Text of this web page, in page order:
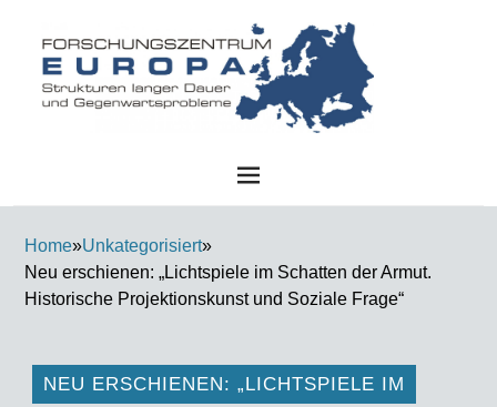
Home»Unkategorisiert»
Neu erschienen: „Lichtspiele im Schatten der Armut.
Historische Projektionskunst und Soziale Frage“
NEU ERSCHIENEN: „LICHTSPIELE IM